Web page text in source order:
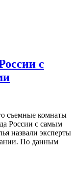
с
съемные комнаты
России с самым
назвали эксперты
По данным